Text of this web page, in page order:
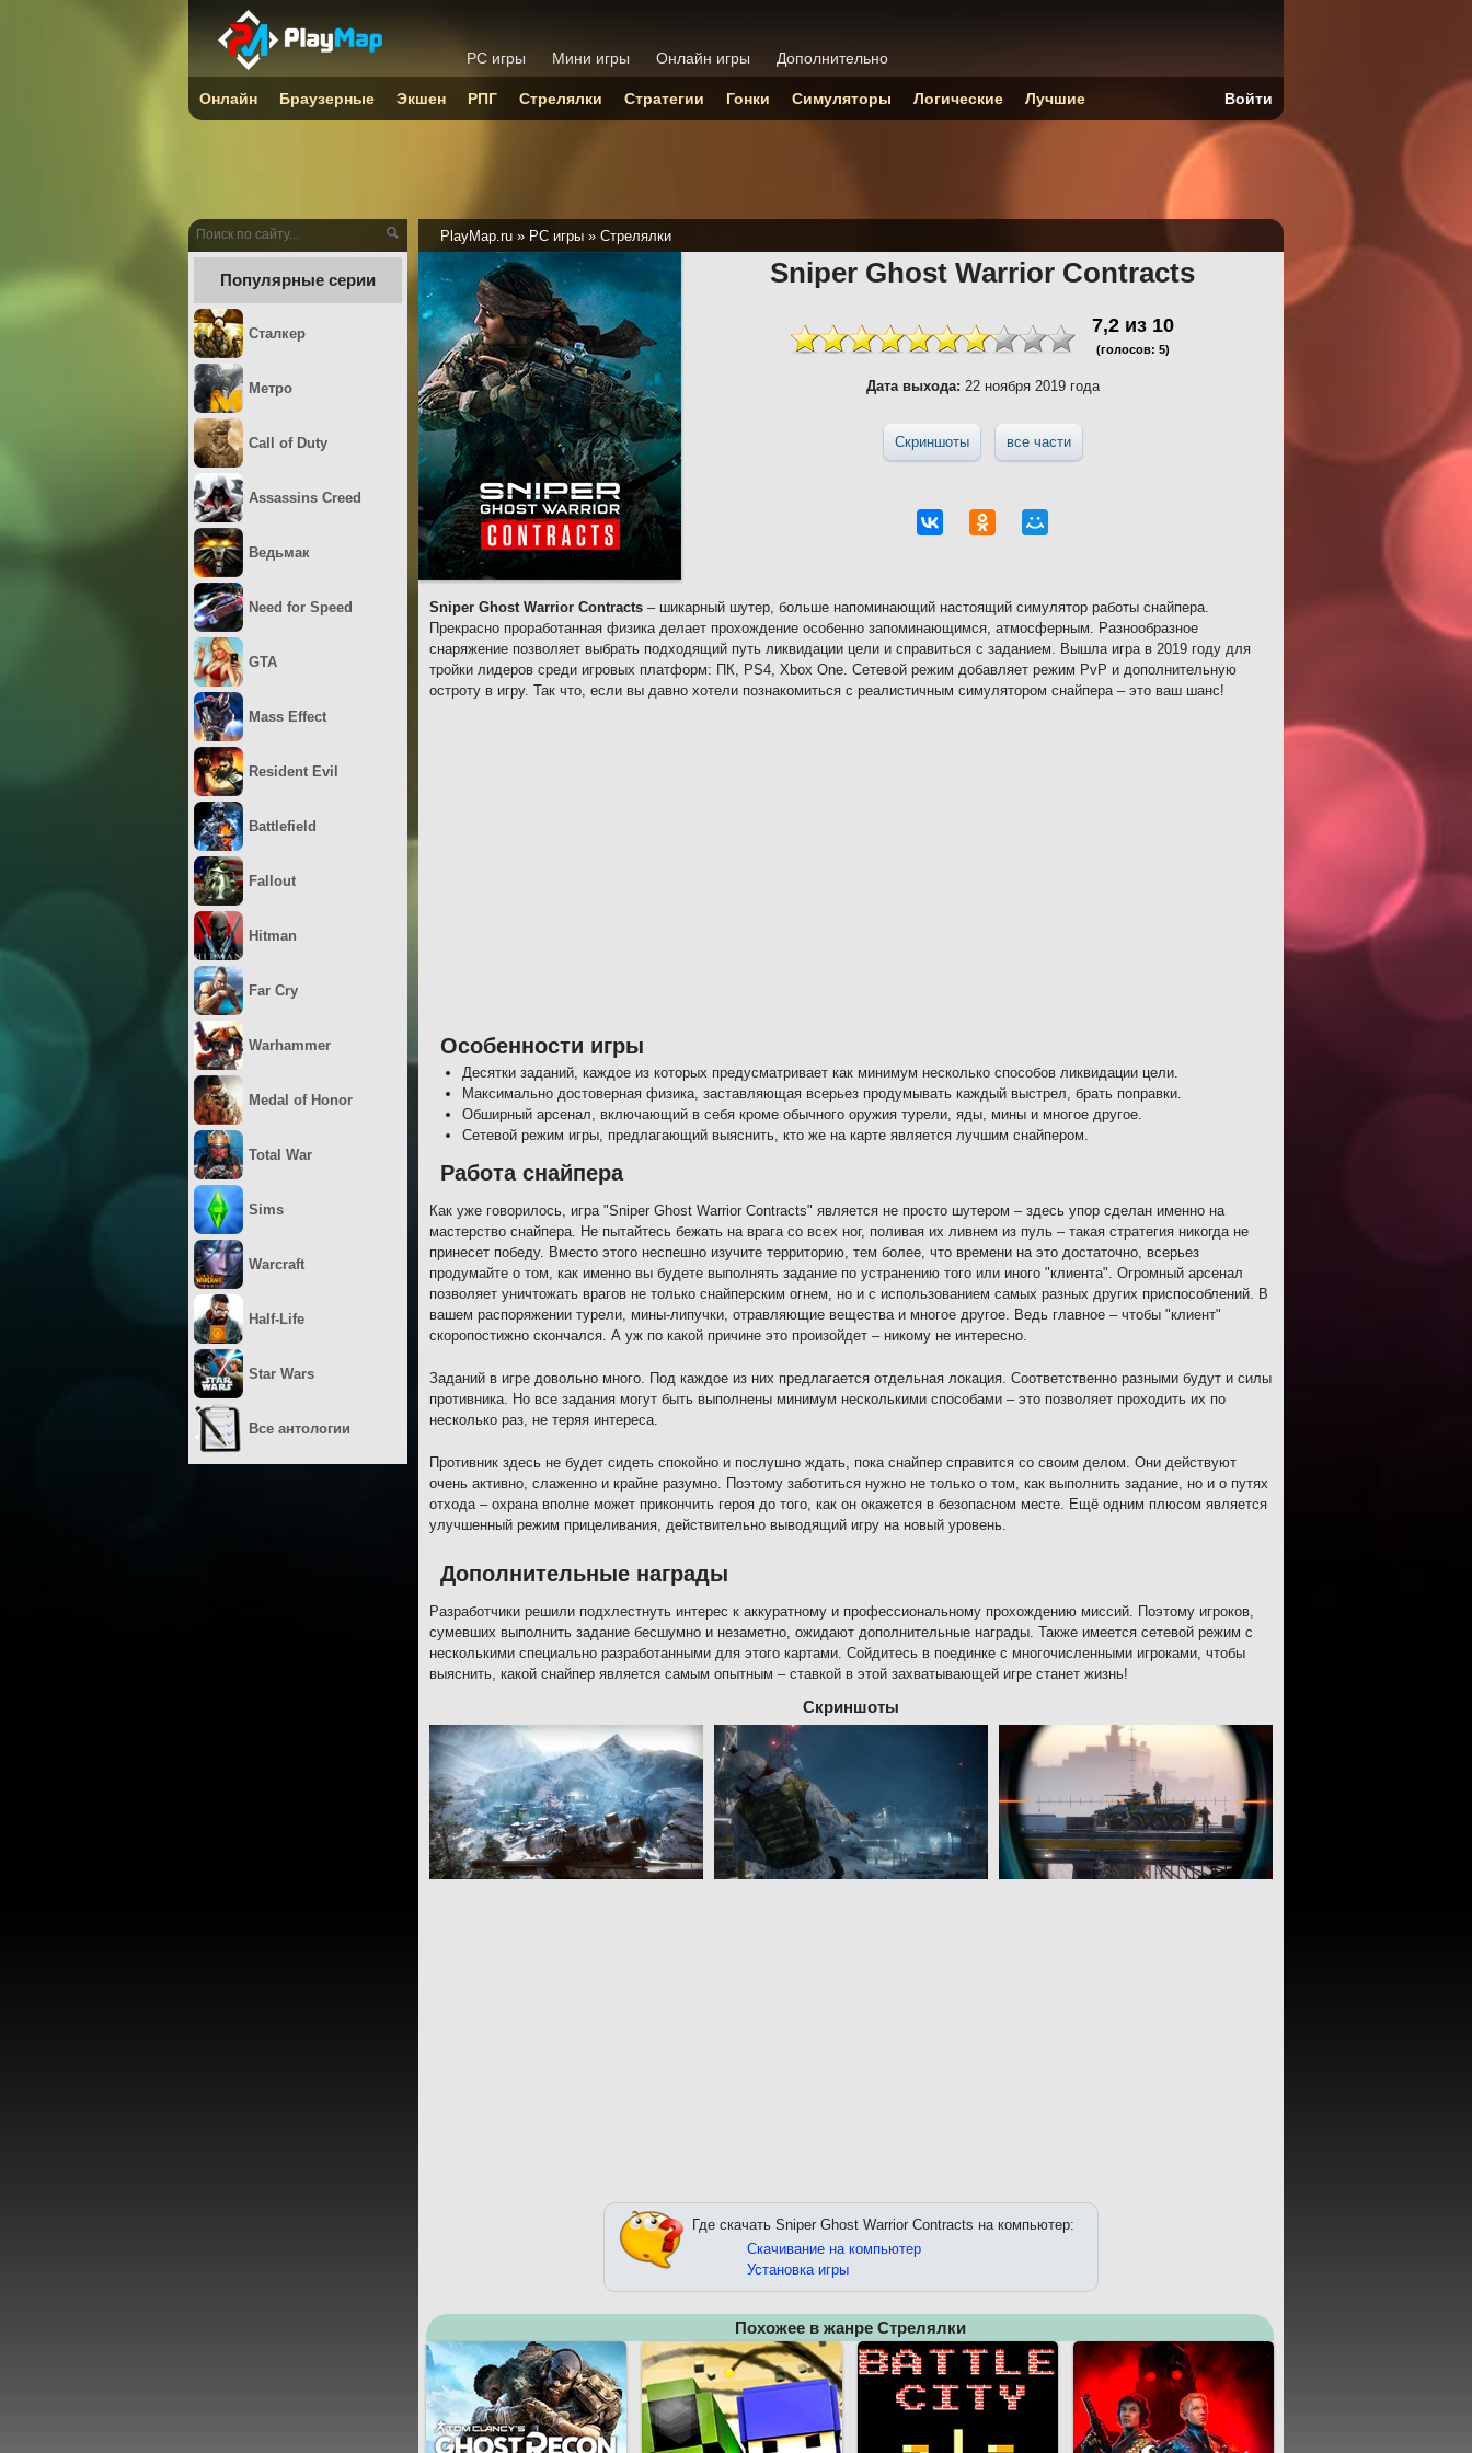
PlayMap.ru » PC игры » Стрелялки
Sniper Ghost Warrior Contracts
7,2 из 10
(голосов: 5)
Дата выхода: 22 ноября 2019 года
Скриншоты все части
Sniper Ghost Warrior Contracts – шикарный шутер, больше напоминающий настоящий симулятор работы снайпера.
Прекрасно проработанная физика делает прохождение особенно запоминающимся, атмосферным. Разнообразное
снаряжение позволяет выбрать подходящий путь ликвидации цели и справиться с заданием. Вышла игра в 2019 году для
тройки лидеров среди игровых платформ: ПК, PS4, Xbox One. Сетевой режим добавляет режим PvP и дополнительную
остроту в игру. Так что, если вы давно хотели познакомиться с реалистичным симулятором снайпера – это ваш шанс!
Особенности игры
Десятки заданий, каждое из которых предусматривает как минимум несколько способов ликвидации цели.
Максимально достоверная физика, заставляющая всерьез продумывать каждый выстрел, брать поправки.
Обширный арсенал, включающий в себя кроме обычного оружия турели, яды, мины и многое другое.
Сетевой режим игры, предлагающий выяснить, кто же на карте является лучшим снайпером.
Работа снайпера
Как уже говорилось, игра "Sniper Ghost Warrior Contracts" является не просто шутером – здесь упор сделан именно на
мастерство снайпера. Не пытайтесь бежать на врага со всех ног, поливая их ливнем из пуль – такая стратегия никогда не
принесет победу. Вместо этого неспешно изучите территорию, тем более, что времени на это достаточно, всерьез
продумайте о том, как именно вы будете выполнять задание по устранению того или иного "клиента". Огромный арсенал
позволяет уничтожать врагов не только снайперским огнем, но и с использованием самых разных других приспособлений. В
вашем распоряжении турели, мины-липучки, отравляющие вещества и многое другое. Ведь главное – чтобы "клиент"
скоропостижно скончался. А уж по какой причине это произойдет – никому не интересно.
Заданий в игре довольно много. Под каждое из них предлагается отдельная локация. Соответственно разными будут и силы
противника. Но все задания могут быть выполнены минимум несколькими способами – это позволяет проходить их по
несколько раз, не теряя интереса.
Противник здесь не будет сидеть спокойно и послушно ждать, пока снайпер справится со своим делом. Они действуют
очень активно, слаженно и крайне разумно. Поэтому заботиться нужно не только о том, как выполнить задание, но и о путях
отхода – охрана вполне может прикончить героя до того, как он окажется в безопасном месте. Ещё одним плюсом является
улучшенный режим прицеливания, действительно выводящий игру на новый уровень.
Дополнительные награды
Разработчики решили подхлестнуть интерес к аккуратному и профессиональному прохождению миссий. Поэтому игроков,
сумевших выполнить задание бесшумно и незаметно, ожидают дополнительные награды. Также имеется сетевой режим с
несколькими специально разработанными для этого картами. Сойдитесь в поединке с многочисленными игроками, чтобы
выяснить, какой снайпер является самым опытным – ставкой в этой захватывающей игре станет жизнь!
Скриншоты
Где скачать Sniper Ghost Warrior Contracts на компьютер:
Скачивание на компьютер
Установка игры
Похожее в жанре Стрелялки
Популярные серии
Сталкер
Метро
Call of Duty
Assassins Creed
Ведьмак
Need for Speed
GTA
Mass Effect
Resident Evil
Battlefield
Fallout
Hitman
Far Cry
Warhammer
Medal of Honor
Total War
Sims
Warcraft
Half-Life
Star Wars
Все антологии
PC игры Мини игры Онлайн игры Дополнительно
Онлайн Браузерные Экшен РПГ Стрелялки Стратегии Гонки Симуляторы Логические Лучшие Войти